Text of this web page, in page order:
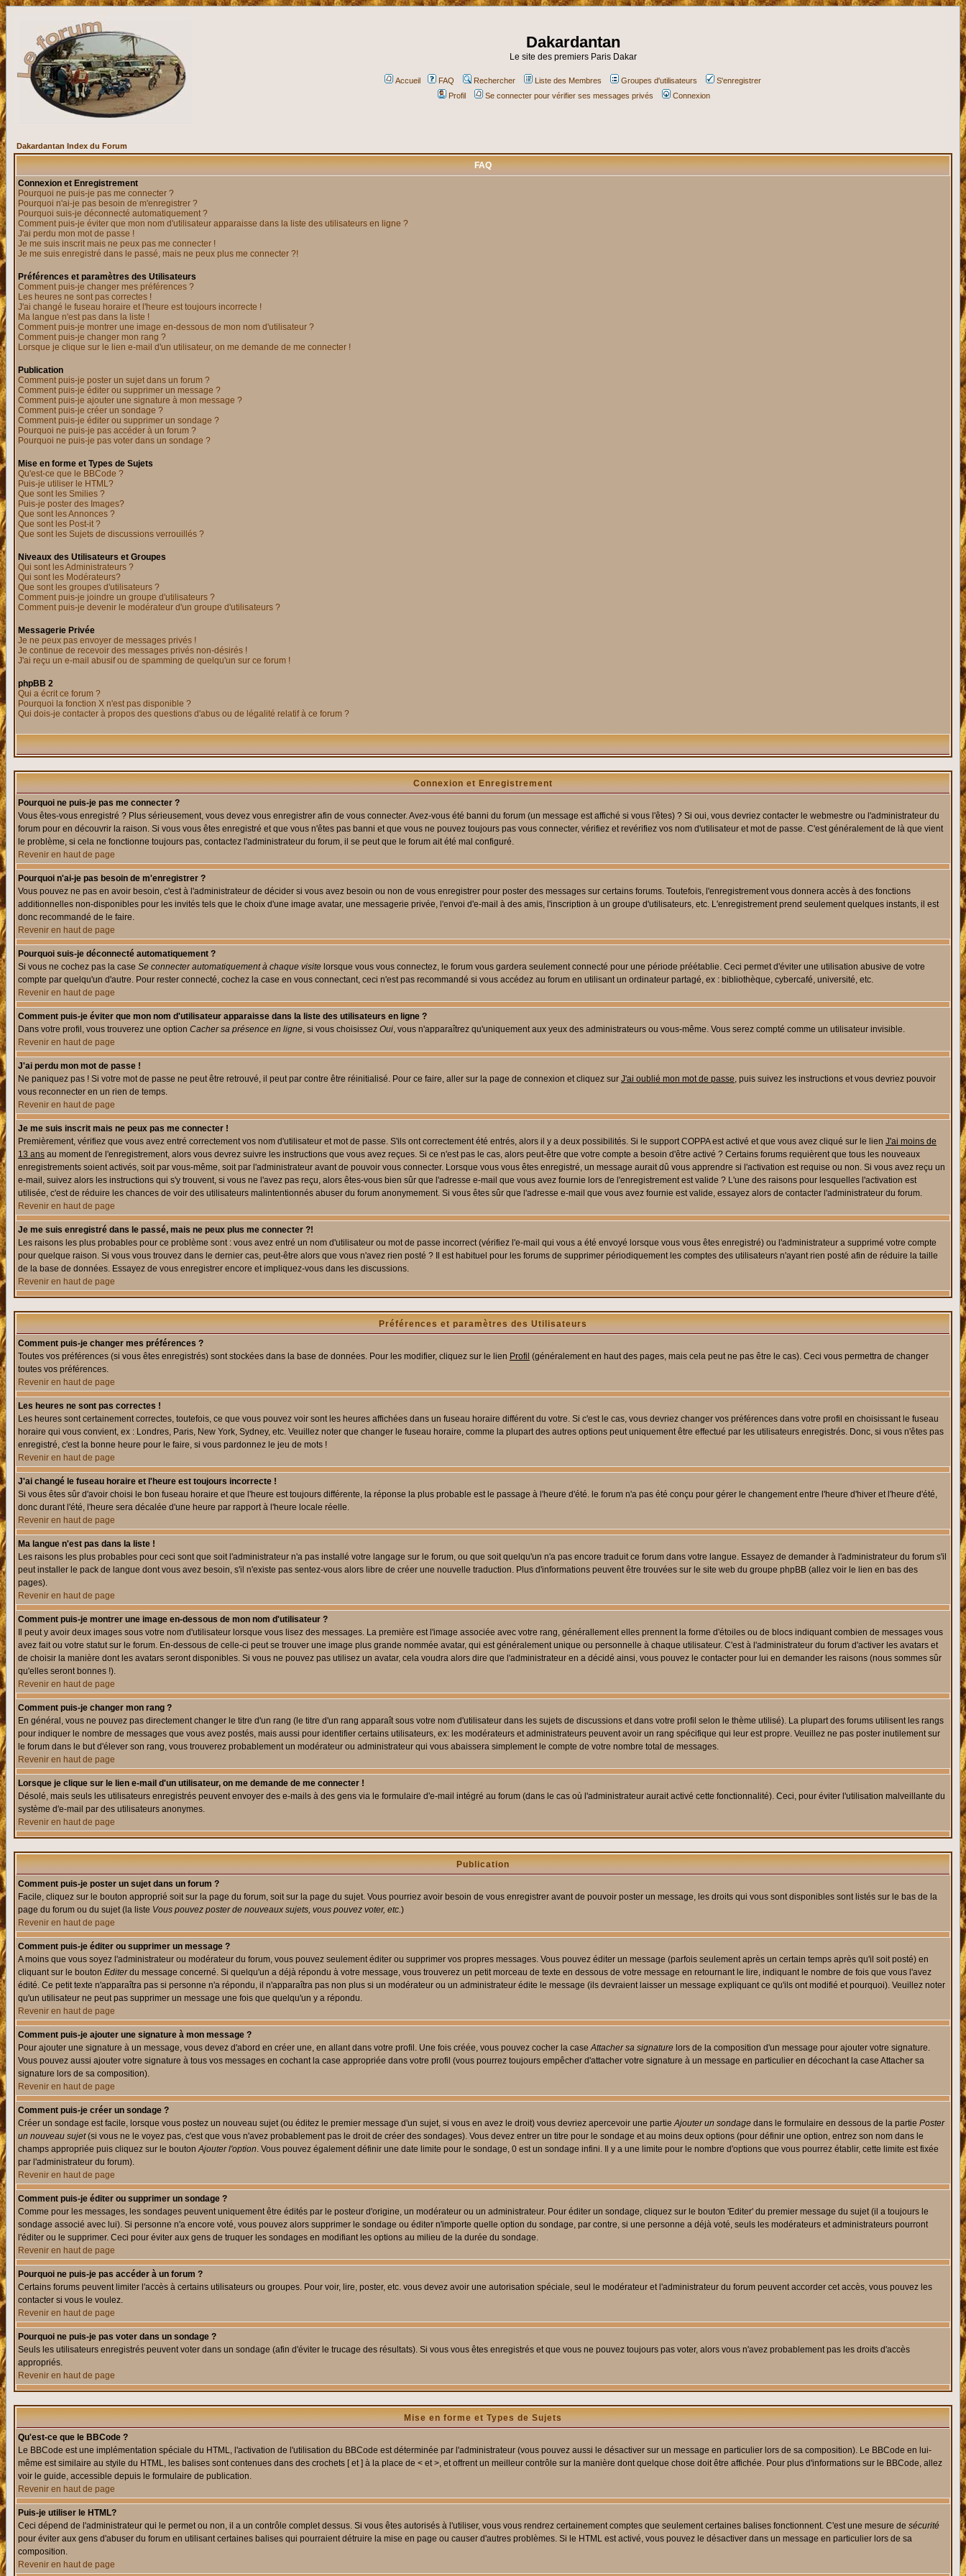
Dakardantan
Le site des premiers Paris Dakar
Accueil FAQ Rechercher Liste des Membres Groupes d'utilisateurs
S'enregistrer
Profil
Se connecter pour vérifier ses messages privés Connexion
Dakardantan Index du Forum
FAQ
Connexion et Enregistrement
Pourquoi ne puis-je pas me connecter ?
Pourquoi n'ai-je pas besoin de m'enregistrer ?
Pourquoi suis-je déconnecté automatiquement ?
Comment puis-je éviter que mon nom d'utilisateur apparaisse dans la liste des utilisateurs en ligne ?
J'ai perdu mon mot de passe !
Je me suis inscrit mais ne peux pas me connecter !
Je me suis enregistré dans le passé, mais ne peux plus me connecter ?!
Préférences et paramètres des Utilisateurs
Comment puis-je changer mes préférences ?
Les heures ne sont pas correctes !
J'ai changé le fuseau horaire et l'heure est toujours incorrecte !
Ma langue n'est pas dans la liste !
Comment puis-je montrer une image en-dessous de mon nom d'utilisateur ?
Comment puis-je changer mon rang ?
Lorsque je clique sur le lien e-mail d'un utilisateur, on me demande de me connecter !
Publication
Comment puis-je poster un sujet dans un forum ?
Comment puis-je éditer ou supprimer un message ?
Comment puis-je ajouter une signature à mon message ?
Comment puis-je créer un sondage ?
Comment puis-je éditer ou supprimer un sondage ?
Pourquoi ne puis-je pas accéder à un forum ?
Pourquoi ne puis-je pas voter dans un sondage ?
Mise en forme et Types de Sujets
Qu'est-ce que le BBCode ?
Puis-je utiliser le HTML?
Que sont les Smilies ?
Puis-je poster des Images?
Que sont les Annonces ?
Que sont les Post-it ?
Que sont les Sujets de discussions verrouillés ?
Niveaux des Utilisateurs et Groupes
Qui sont les Administrateurs ?
Qui sont les Modérateurs?
Que sont les groupes d'utilisateurs ?
Comment puis-je joindre un groupe d'utilisateurs ?
Comment puis-je devenir le modérateur d'un groupe d'utilisateurs ?
Messagerie Privée
Je ne peux pas envoyer de messages privés !
Je continue de recevoir des messages privés non-désirés !
J'ai reçu un e-mail abusif ou de spamming de quelqu'un sur ce forum !
phpBB 2
Qui a écrit ce forum ?
Pourquoi la fonction X n'est pas disponible ?
Qui dois-je contacter à propos des questions d'abus ou de légalité relatif à ce forum ?
Connexion et Enregistrement
Pourquoi ne puis-je pas me connecter ?
Vous êtes-vous enregistré ? Plus sérieusement, vous devez vous enregistrer afin de vous connecter. Avez-vous été banni du forum (un message est affiché si vous l'êtes) ? Si oui, vous devriez contacter le webmestre ou l'administrateur du
forum pour en découvrir la raison. Si vous vous êtes enregistré et que vous n'êtes pas banni et que vous ne pouvez toujours pas vous connecter, vérifiez et revérifiez vos nom d'utilisateur et mot de passe. C'est généralement de là que vient
le problème, si cela ne fonctionne toujours pas, contactez l'administrateur du forum, il se peut que le forum ait été mal configuré.
Revenir en haut de page
Pourquoi n'ai-je pas besoin de m'enregistrer ?
Vous pouvez ne pas en avoir besoin, c'est à l'administrateur de décider si vous avez besoin ou non de vous enregistrer pour poster des messages sur certains forums. Toutefois, l'enregistrement vous donnera accès à des fonctions
additionnelles non-disponibles pour les invités tels que le choix d'une image avatar, une messagerie privée, l'envoi d'e-mail à des amis, l'inscription à un groupe d'utilisateurs, etc. L'enregistrement prend seulement quelques instants, il est
donc recommandé de le faire.
Revenir en haut de page
Pourquoi suis-je déconnecté automatiquement ?
Si vous ne cochez pas la case Se connecter automatiquement à chaque visite lorsque vous vous connectez, le forum vous gardera seulement connecté pour une période préétablie. Ceci permet d'éviter une utilisation abusive de votre
compte par quelqu'un d'autre. Pour rester connecté, cochez la case en vous connectant, ceci n'est pas recommandé si vous accédez au forum en utilisant un ordinateur partagé, ex : bibliothèque, cybercafé, université, etc.
Revenir en haut de page
Comment puis-je éviter que mon nom d'utilisateur apparaisse dans la liste des utilisateurs en ligne ?
Dans votre profil, vous trouverez une option Cacher sa présence en ligne, si vous choisissez Oui, vous n'apparaîtrez qu'uniquement aux yeux des administrateurs ou vous-même. Vous serez compté comme un utilisateur invisible.
Revenir en haut de page
J'ai perdu mon mot de passe !
Ne paniquez pas ! Si votre mot de passe ne peut être retrouvé, il peut par contre être réinitialisé. Pour ce faire, aller sur la page de connexion et cliquez sur J'ai oublié mon mot de passe, puis suivez les instructions et vous devriez pouvoir
vous reconnecter en un rien de temps.
Revenir en haut de page
Je me suis inscrit mais ne peux pas me connecter !
Premièrement, vérifiez que vous avez entré correctement vos nom d'utilisateur et mot de passe. S'ils ont correctement été entrés, alors il y a deux possibilités. Si le support COPPA est activé et que vous avez cliqué sur le lien J'ai moins de
13 ans au moment de l'enregistrement, alors vous devrez suivre les instructions que vous avez reçues. Si ce n'est pas le cas, alors peut-être que votre compte a besoin d'être activé ? Certains forums requièrent que tous les nouveaux
enregistrements soient activés, soit par vous-même, soit par l'administrateur avant de pouvoir vous connecter. Lorsque vous vous êtes enregistré, un message aurait dû vous apprendre si l'activation est requise ou non. Si vous avez reçu un
e-mail, suivez alors les instructions qui s'y trouvent, si vous ne l'avez pas reçu, alors êtes-vous bien sûr que l'adresse e-mail que vous avez fournie lors de l'enregistrement est valide ? L'une des raisons pour lesquelles l'activation est
utilisée, c'est de réduire les chances de voir des utilisateurs malintentionnés abuser du forum anonymement. Si vous êtes sûr que l'adresse e-mail que vous avez fournie est valide, essayez alors de contacter l'administrateur du forum.
Revenir en haut de page
Je me suis enregistré dans le passé, mais ne peux plus me connecter ?!
Les raisons les plus probables pour ce problème sont : vous avez entré un nom d'utilisateur ou mot de passe incorrect (vérifiez l'e-mail qui vous a été envoyé lorsque vous vous êtes enregistré) ou l'administrateur a supprimé votre compte
pour quelque raison. Si vous vous trouvez dans le dernier cas, peut-être alors que vous n'avez rien posté ? Il est habituel pour les forums de supprimer périodiquement les comptes des utilisateurs n'ayant rien posté afin de réduire la taille
de la base de données. Essayez de vous enregistrer encore et impliquez-vous dans les discussions.
Revenir en haut de page
Préférences et paramètres des Utilisateurs
Comment puis-je changer mes préférences ?
Toutes vos préférences (si vous êtes enregistrés) sont stockées dans la base de données. Pour les modifier, cliquez sur le lien Profil (généralement en haut des pages, mais cela peut ne pas être le cas). Ceci vous permettra de changer
toutes vos préférences.
Revenir en haut de page
Les heures ne sont pas correctes !
Les heures sont certainement correctes, toutefois, ce que vous pouvez voir sont les heures affichées dans un fuseau horaire différent du votre. Si c'est le cas, vous devriez changer vos préférences dans votre profil en choisissant le fuseau
horaire qui vous convient, ex : Londres, Paris, New York, Sydney, etc. Veuillez noter que changer le fuseau horaire, comme la plupart des autres options peut uniquement être effectué par les utilisateurs enregistrés. Donc, si vous n'êtes pas
enregistré, c'est la bonne heure pour le faire, si vous pardonnez le jeu de mots !
Revenir en haut de page
J'ai changé le fuseau horaire et l'heure est toujours incorrecte !
Si vous êtes sûr d'avoir choisi le bon fuseau horaire et que l'heure est toujours différente, la réponse la plus probable est le passage à l'heure d'été. le forum n'a pas été conçu pour gérer le changement entre l'heure d'hiver et l'heure d'été,
donc durant l'été, l'heure sera décalée d'une heure par rapport à l'heure locale réelle.
Revenir en haut de page
Ma langue n'est pas dans la liste !
Les raisons les plus probables pour ceci sont que soit l'administrateur n'a pas installé votre langage sur le forum, ou que soit quelqu'un n'a pas encore traduit ce forum dans votre langue. Essayez de demander à l'administrateur du forum s'il
peut installer le pack de langue dont vous avez besoin, s'il n'existe pas sentez-vous alors libre de créer une nouvelle traduction. Plus d'informations peuvent être trouvées sur le site web du groupe phpBB (allez voir le lien en bas des
pages).
Revenir en haut de page
Comment puis-je montrer une image en-dessous de mon nom d'utilisateur ?
Il peut y avoir deux images sous votre nom d'utilisateur lorsque vous lisez des messages. La première est l'image associée avec votre rang, générallement elles prennent la forme d'étoiles ou de blocs indiquant combien de messages vous
avez fait ou votre statut sur le forum. En-dessous de celle-ci peut se trouver une image plus grande nommée avatar, qui est généralement unique ou personnelle à chaque utilisateur. C'est à l'administrateur du forum d'activer les avatars et
de choisir la manière dont les avatars seront disponibles. Si vous ne pouvez pas utilisez un avatar, cela voudra alors dire que l'administrateur en a décidé ainsi, vous pouvez le contacter pour lui en demander les raisons (nous sommes sûr
qu'elles seront bonnes !).
Revenir en haut de page
Comment puis-je changer mon rang ?
En général, vous ne pouvez pas directement changer le titre d'un rang (le titre d'un rang apparaît sous votre nom d'utilisateur dans les sujets de discussions et dans votre profil selon le thème utilisé). La plupart des forums utilisent les rangs
pour indiquer le nombre de messages que vous avez postés, mais aussi pour identifier certains utilisateurs, ex: les modérateurs et administrateurs peuvent avoir un rang spécifique qui leur est propre. Veuillez ne pas poster inutilement sur
le forum dans le but d'élever son rang, vous trouverez probablement un modérateur ou administrateur qui vous abaissera simplement le compte de votre nombre total de messages.
Revenir en haut de page
Lorsque je clique sur le lien e-mail d'un utilisateur, on me demande de me connecter !
Désolé, mais seuls les utilisateurs enregistrés peuvent envoyer des e-mails à des gens via le formulaire d'e-mail intégré au forum (dans le cas où l'administrateur aurait activé cette fonctionnalité). Ceci, pour éviter l'utilisation malveillante du
système d'e-mail par des utilisateurs anonymes.
Revenir en haut de page
Publication
Comment puis-je poster un sujet dans un forum ?
Facile, cliquez sur le bouton approprié soit sur la page du forum, soit sur la page du sujet. Vous pourriez avoir besoin de vous enregistrer avant de pouvoir poster un message, les droits qui vous sont disponibles sont listés sur le bas de la
page du forum ou du sujet (la liste Vous pouvez poster de nouveaux sujets, vous pouvez voter, etc.)
Revenir en haut de page
Comment puis-je éditer ou supprimer un message ?
A moins que vous soyez l'administrateur ou modérateur du forum, vous pouvez seulement éditer ou supprimer vos propres messages. Vous pouvez éditer un message (parfois seulement après un certain temps après qu'il soit posté) en
cliquant sur le bouton Editerdu message concerné. Si quelqu'un a déjà répondu à votre message, vous trouverez un petit morceau de texte en dessous de votre message en retournant le lire, indiquant le nombre de fois que vous l'avez
édité. Ce petit texte n'apparaîtra pas si personne n'a répondu, il n'apparaîtra pas non plus si un modérateur ou un administrateur édite le message (ils devraient laisser un message expliquant ce qu'ils ont modifié et pourquoi). Veuillez noter
qu'un utilisateur ne peut pas supprimer un message une fois que quelqu'un y a répondu.
Revenir en haut de page
Comment puis-je ajouter une signature à mon message ?
Pour ajouter une signature à un message, vous devez d'abord en créer une, en allant dans votre profil. Une fois créée, vous pouvez cocher la caseAttacher sa signature lors de la composition d'un message pour ajouter votre signature.
Vous pouvez aussi ajouter votre signature à tous vos messages en cochant la case appropriée dans votre profil (vous pourrez toujours empêcher d'attacher votre signature à un message en particulier en décochant la case Attacher sa
signature lors de sa composition).
Revenir en haut de page
Comment puis-je créer un sondage ?
Créer un sondage est facile, lorsque vous postez un nouveau sujet (ou éditez le premier message d'un sujet, si vous en avez le droit) vous devriez apercevoir une partieAjouter un sondage dans le formulaire en dessous de la partie Poster
un nouveau sujet(si vous ne le voyez pas, c'est que vous n'avez probablement pas le droit de créer des sondages). Vous devez entrer un titre pour le sondage et au moins deux options (pour définir une option, entrez son nom dans le
champs appropriée puis cliquez sur le boutonAjouter l'option. Vous pouvez également définir une date limite pour le sondage, 0 est un sondage infini. Il y a une limite pour le nombre d'options que vous pourrez établir, cette limite est fixée
par l'administrateur du forum).
Revenir en haut de page
Comment puis-je éditer ou supprimer un sondage ?
Comme pour les messages, les sondages peuvent uniquement être édités par le posteur d'origine, un modérateur ou un administrateur. Pour éditer un sondage, cliquez sur le bouton 'Editer' du premier message du sujet (il a toujours le
sondage associé avec lui). Si personne n'a encore voté, vous pouvez alors supprimer le sondage ou éditer n'importe quelle option du sondage, par contre, si une personne a déjà voté, seuls les modérateurs et administrateurs pourront
l'éditer ou le supprimer. Ceci pour éviter aux gens de truquer les sondages en modifiant les options au milieu de la durée du sondage.
Revenir en haut de page
Pourquoi ne puis-je pas accéder à un forum ?
Certains forums peuvent limiter l'accès à certains utilisateurs ou groupes. Pour voir, lire, poster, etc. vous devez avoir une autorisation spéciale, seul le modérateur et l'administrateur du forum peuvent accorder cet accès, vous pouvez les
contacter si vous le voulez.
Revenir en haut de page
Pourquoi ne puis-je pas voter dans un sondage ?
Seuls les utilisateurs enregistrés peuvent voter dans un sondage (afin d'éviter le trucage des résultats). Si vous vous êtes enregistrés et que vous ne pouvez toujours pas voter, alors vous n'avez probablement pas les droits d'accès
appropriés.
Revenir en haut de page
Mise en forme et Types de Sujets
Qu'est-ce que le BBCode ?
Le BBCode est une implémentation spéciale du HTML, l'activation de l'utilisation du BBCode est déterminée par l'administrateur (vous pouvez aussi le désactiver sur un message en particulier lors de sa composition). Le BBCode en lui-
même est similaire au styile du HTML, les balises sont contenues dans des crochets [ et ] à la place de < et >, et offrent un meilleur contrôle sur la manière dont quelque chose doit être affichée. Pour plus d'informations sur le BBCode, allez
voir le guide, accessible depuis le formulaire de publication.
Revenir en haut de page
Puis-je utiliser le HTML?
Ceci dépend de l'administrateur qui le permet ou non, il a un contrôle complet dessus. Si vous êtes autorisés à l'utiliser, vous vous rendrez certainement comptes que seulement certaines balises fonctionnent. C'est une mesure de sécurité
pour éviter aux gens d'abuser du forum en utilisant certaines balises qui pourraient détruire la mise en page ou causer d'autres problèmes. Si le HTML est activé, vous pouvez le désactiver dans un message en particulier lors de sa
composition.
Revenir en haut de page